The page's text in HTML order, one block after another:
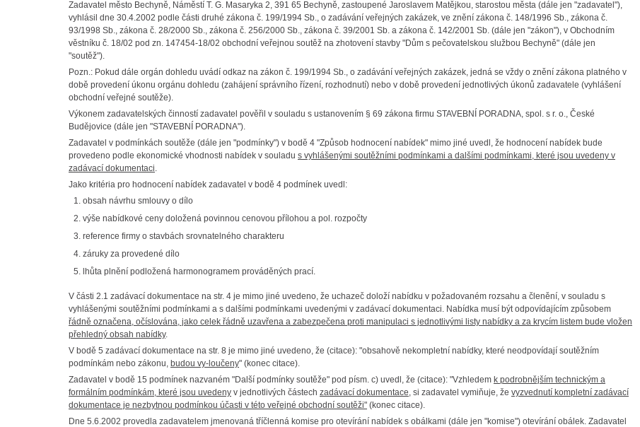
Zadavatel město Bechyně, Náměstí T. G. Masaryka 2, 391 65 Bechyně, zastoupené Jaroslavem Matějkou, starostou města (dále jen "zadavatel"),
vyhlásil dne 30.4.2002 podle části druhé zákona č. 199/1994 Sb., o zadávání veřejných zakázek, ve znění zákona č. 148/1996 Sb., zákona č.
93/1998 Sb., zákona č. 28/2000 Sb., zákona č. 256/2000 Sb., zákona č. 39/2001 Sb. a zákona č. 142/2001 Sb. (dále jen "zákon"), v Obchodním
věstníku č. 18/02 pod zn. 147454-18/02 obchodní veřejnou soutěž na zhotovení stavby "Dům s pečovatelskou službou Bechyně" (dále jen
"soutěž").
Pozn.: Pokud dále orgán dohledu uvádí odkaz na zákon č. 199/1994 Sb., o zadávání veřejných zakázek, jedná se vždy o znění zákona platného v
době provedení úkonu orgánu dohledu (zahájení správního řízení, rozhodnutí) nebo v době provedení jednotlivých úkonů zadavatele (vyhlášení
obchodní veřejné soutěže).
Výkonem zadavatelských činností zadavatel pověřil v souladu s ustanovením § 69 zákona firmu STAVEBNÍ PORADNA, spol. s r. o., České
Budějovice (dále jen "STAVEBNÍ PORADNA").
Zadavatel v podmínkách soutěže (dále jen "podmínky") v bodě 4 "Způsob hodnocení nabídek" mimo jiné uvedl, že hodnocení nabídek bude
provedeno podle ekonomické vhodnosti nabídek v souladu s vyhlášenými soutěžními podmínkami a dalšími podmínkami, které jsou uvedeny v
zadávací dokumentaci.
Jako kritéria pro hodnocení nabídek zadavatel v bodě 4 podmínek uvedl:
obsah návrhu smlouvy o dílo
výše nabídkové ceny doložená povinnou cenovou přílohou a pol. rozpočty
reference firmy o stavbách srovnatelného charakteru
záruky za provedené dílo
lhůta plnění podložená harmonogramem prováděných prací.
V části 2.1 zadávací dokumentace na str. 4 je mimo jiné uvedeno, že uchazeč doloží nabídku v požadovaném rozsahu a členění, v souladu s
vyhlášenými soutěžními podmínkami a s dalšími podmínkami uvedenými v zadávací dokumentaci. Nabídka musí být odpovídajícím způsobem
řádně označena, očíslována, jako celek řádně uzavřena a zabezpečena proti manipulaci s jednotlivými listy nabídky a za krycím listem bude vložen
přehledný obsah nabídky.
V bodě 5 zadávací dokumentace na str. 8 je mimo jiné uvedeno, že (citace): "obsahově nekompletní nabídky, které neodpovídají soutěžním
podmínkám nebo zákonu, budou vy-loučeny" (konec citace).
Zadavatel v bodě 15 podmínek nazvaném "Další podmínky soutěže" pod písm. c) uvedl, že (citace): "Vzhledem k podrobnějším technickým a
formálním podmínkám, které jsou uvedeny v jednotlivých částech zadávací dokumentace, si zadavatel vymiňuje, že vyzvednutí kompletní zadávací
dokumentace je nezbytnou podmínkou účasti v této veřejné obchodní soutěži" (konec citace).
Dne 5.6.2002 provedla zadavatelem jmenovaná tříčlenná komise pro otevírání nabídek s obálkami (dále jen "komise") otevírání obálek. Zadavatel